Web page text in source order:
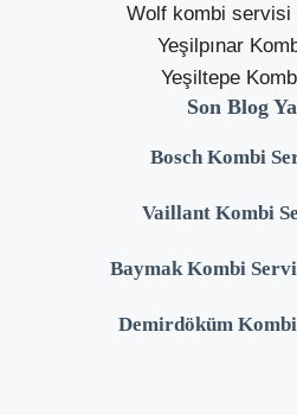
Wolf kombi servisi
Yeşilpınar
Yeşiltepe
Son Blog
Bosch Kombi
Vaillant Kombi
Baymak Kombi
Demirdöküm